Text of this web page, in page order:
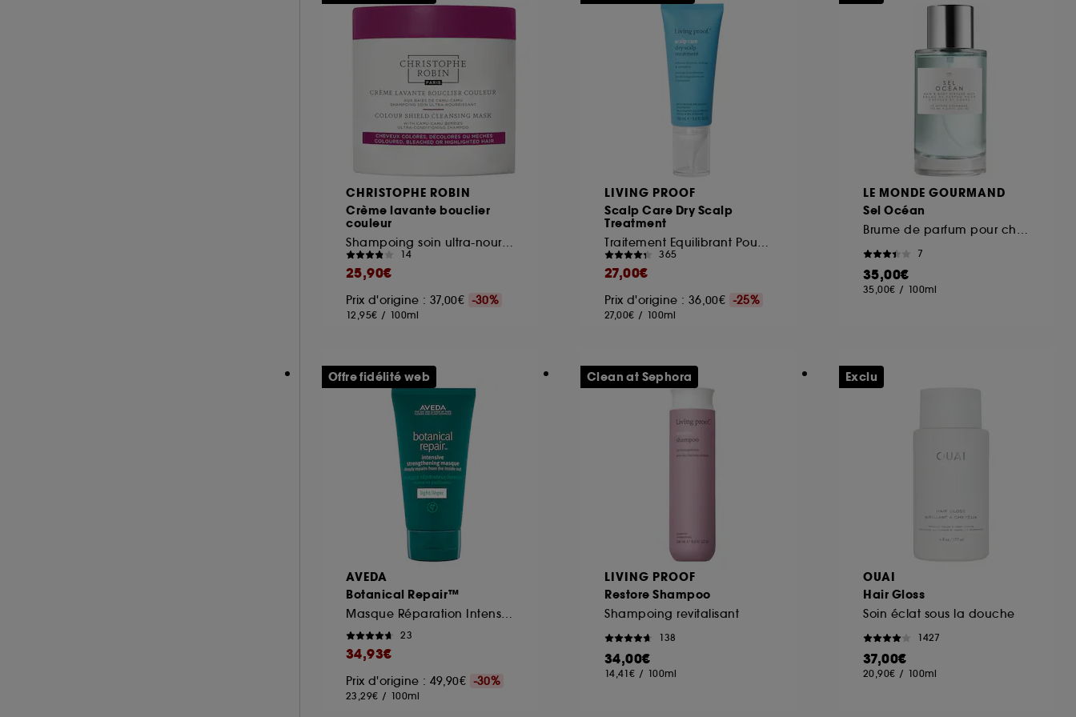
CHRISTOPHE ROBIN
Crème lavante bouclier
couleur
Shampoing soin ultra-nourrissant
14
25,90€
Prix d'origine : 37,00€ -30%
12,95€ / 100ml
LIVING PROOF
Scalp Care Dry Scalp
Treatment
365
27,00€
Prix d'origine : 36,00€ -25%
27,00€ / 100ml
LE MONDE GOURMAND
Sel Océan
7
35,00€
35,00€ / 100ml
AVEDA
Botanical Repair™
23
34,93€
Prix d'origine : 49,90€ -30%
23,29€ / 100ml
Offre fidélité web
LIVING PROOF
Restore Shampoo
Shampoing revitalisant
138
34,00€
14,41€ / 100ml
Clean at Sephora
OUAI
Hair Gloss
Soin éclat sous la douche
1427
37,00€
20,90€ / 100ml
Exclu
A l'exception des cookies techniques, le dépôt et la lecture de ces traceurs requiert votre accord. Vous pouvez personnaliser vos choix concernant
le dépôt de ces cookies grâce au bouton "personnaliser mes choix" ci-dessous ou décider de "tout accepter". Sephora pourra associer les
informations de navigation collectées par ces Cookies, pour les finalités acceptées, avec les données personnelles collectées ou générées lors
de votre activité en ligne ou en magasin. Pour refuser tous les cookies, cliques sur "continuer sans accepter". Voous pouvez à tout moment choisir
de retirer votrte consentement. Si vous souhaitez obtenir plus d'information sur les cookies utilisés,